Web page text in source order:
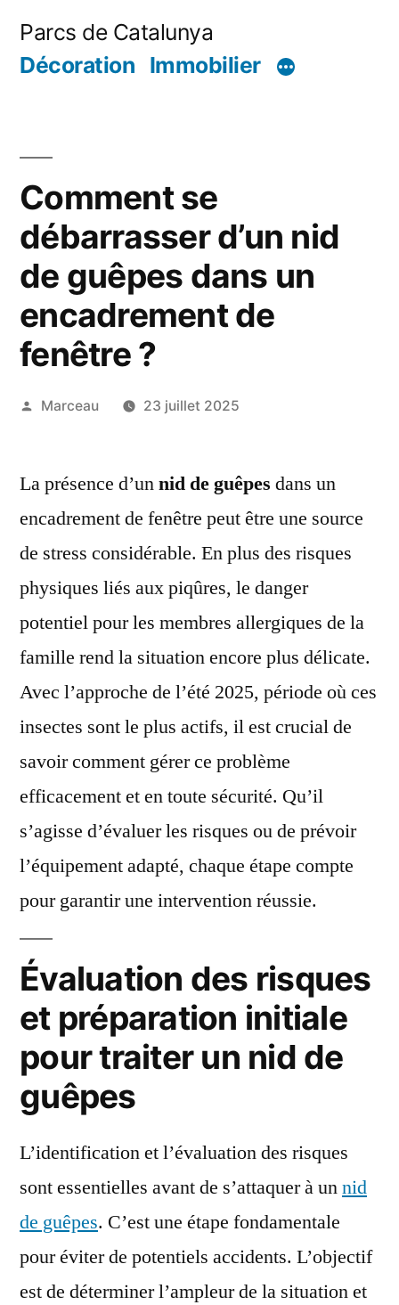
Parcs de Catalunya
Décoration Immobilier
Comment se
débarrasser d’un nid
de guêpes dans un
encadrement de
fenêtre ?
Publié
Marceau 23 juillet 2025
La présence d’unnid de guêpes dans un
encadrement de fenêtre peut être une source
de stress considérable. En plus des risques
physiques liés aux piqûres, le danger
potentiel pour les membres allergiques de la
famille rend la situation encore plus délicate.
Avec l’approche de l’été 2025, période où ces
insectes sont le plus actifs, il est crucial de
savoir comment gérer ce problème
efficacement et en toute sécurité. Qu’il
s’agisse d’évaluer les risques ou de prévoir
l’équipement adapté, chaque étape compte
pour garantir une intervention réussie.
Évaluation des risques
et préparation initiale
pour traiter un nid de
guêpes
L’identification et l’évaluation des risques
sont essentielles avant de s’attaquer à unnid
de guêpes. C’est une étape fondamentale
pour éviter de potentiels accidents. L’objectif
est de déterminer l’ampleur de la situation et